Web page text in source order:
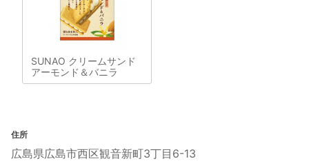
SUNAO クリームサンド
アーモンド＆バニラ
住所
広島県広島市西区観音新町3丁目6-13